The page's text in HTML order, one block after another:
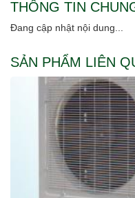
SẢN PHẨM LIÊN
THÔNG TIN
Đang cập nhật nội dung...